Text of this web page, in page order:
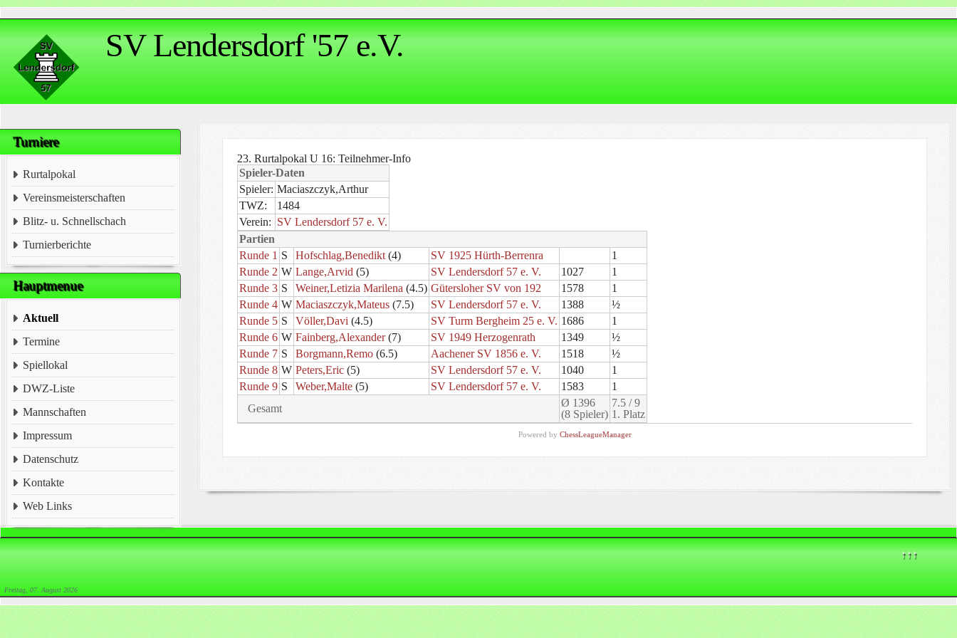
SV Lendersdorf '57 e.V.
↑↑↑
Freitag, 07. August 2026
Turniere
Rurtalpokal
Vereinsmeisterschaften
Blitz- u. Schnellschach
Turnierberichte
Hauptmenue
Aktuell
Termine
Spiellokal
DWZ-Liste
Mannschaften
Impressum
Datenschutz
Kontakte
Web Links
23. Rurtalpokal U 16: Teilnehmer-Info
Spieler-Daten
Spieler: Maciaszczyk,Arthur
TWZ:
1484
Verein: SV Lendersdorf 57 e. V.
Partien
Runde 1 S Hofschlag,Benedikt(4) SV 1925 Hürth-Berrenra
1
Runde 2 W Lange,Arvid (5) SV Lendersdorf 57 e. V. 1027
1
Runde 3 S Weiner,Letizia Marilena (4.5) Gütersloher SV von 192 1578
1
Runde 4 W Maciaszczyk,Mateus(7.5) SV Lendersdorf 57 e. V. 1388
½
Runde 5 S Völler,Davi (4.5) SV Turm Bergheim 25 e. V. 1686
1
Runde 6 W Fainberg,Alexander(7) SV 1949 Herzogenrath 1349
½
Runde 7 S Borgmann,Remo(6.5) Aachener SV 1856 e. V. 1518
½
Runde 8 W Peters,Eric(5) SV Lendersdorf 57 e. V. 1040
1
Runde 9 S Weber,Malte(5) SV Lendersdorf 57 e. V. 1583
1
Gesamt
Ø 1396
(8 Spieler)
7.5 / 9
1. Platz
Powered by ChessLeagueManager